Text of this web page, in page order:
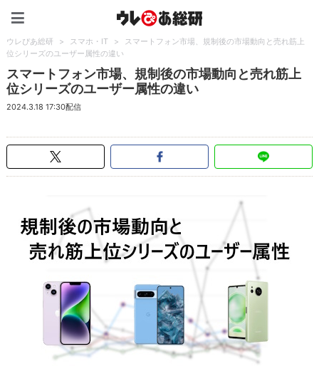
ウレぴあ総研 > スマホ・IT >
スマートフォン市場、規制後の市場動向と売れ筋上
位シリーズのユーザー属性の違い
スマートフォン市場、規制後の市場動向と売れ筋上
位シリーズのユーザー属性の違い
2024.3.18 17:30配信